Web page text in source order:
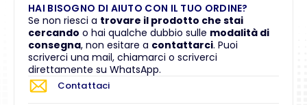
HAI BISOGNO DI AIUTO CON IL TUO ORDINE?
Se non riesci a trovare il prodotto che stai
cercando o hai qualche dubbio sulle modalità di
consegna, non esitare a contattarci. Puoi
scriverci una mail, chiamarci o scriverci
direttamente su WhatsApp.
Contattaci